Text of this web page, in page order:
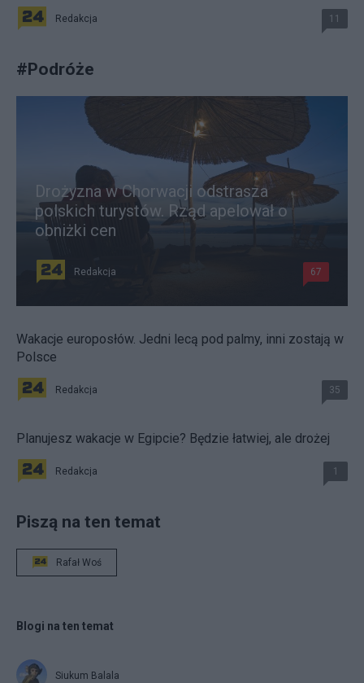
Redakcja 11
#Podróże
Drożyzna w Chorwacji odstrasza
polskich turystów. Rząd apelował o
obniżki cen
Redakcja 67
Wakacje europosłów. Jedni lecą pod palmy, inni zostają w
Polsce
Redakcja 35
Planujesz wakacje w Egipcie? Będzie łatwiej, ale drożej
Redakcja 1
Piszą na ten temat
Rafał Woś
Blogi na ten temat
Siukum Balala